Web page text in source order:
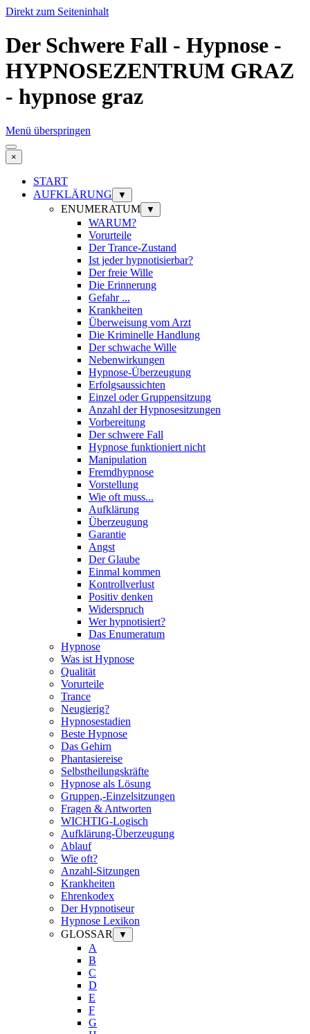
Direkt zum Seiteninhalt
Der Schwere Fall - Hypnose -
HYPNOSEZENTRUM GRAZ
- hypnose graz
Menü überspringen
×
START
AUFKLÄRUNG
▼
ENUMERATUM ▼
WARUM?
Vorurteile
Der Trance-Zustand
Ist jeder hypnotisierbar?
Der freie Wille
Die Erinnerung
Gefahr ...
Krankheiten
Überweisung vom Arzt
Die Kriminelle Handlung
Der schwache Wille
Nebenwirkungen
Hypnose-Überzeugung
Erfolgsaussichten
Einzel oder Gruppensitzung
Anzahl der Hypnosesitzungen
Vorbereitung
Der schwere Fall
Hypnose funktioniert nicht
Manipulation
Fremdhypnose
Vorstellung
Wie oft muss...
Aufklärung
Überzeugung
Garantie
Angst
Der Glaube
Einmal kommen
Kontrollverlust
Positiv denken
Widerspruch
Wer hypnotisiert?
Das Enumeratum
Hypnose
Was ist Hypnose
Qualität
Vorurteile
Trance
Neugierig?
Hypnosestadien
Beste Hypnose
Das Gehirn
Phantasiereise
Selbstheilungskräfte
Hypnose als Lösung
Gruppen,-Einzelsitzungen
Fragen & Antworten
WICHTIG-Logisch
Aufklärung-Überzeugung
Ablauf
Wie oft?
Anzahl-Sitzungen
Krankheiten
Ehrenkodex
Der Hypnotiseur
Hypnose Lexikon
GLOSSAR
▼
A
B
C
D
E
F
G